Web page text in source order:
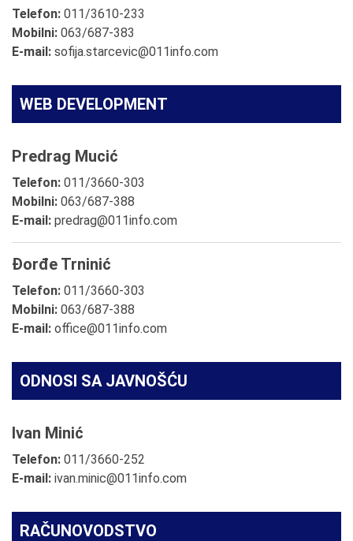
Telefon: 011/3610-233
Mobilni: 063/687-383
E-mail: sofija.starcevic@011info.com
WEB DEVELOPMENT
Predrag Mucić
Telefon: 011/3660-303
Mobilni: 063/687-388
E-mail: predrag@011info.com
Đorđe Trninić
Telefon: 011/3660-303
Mobilni: 063/687-388
E-mail: office@011info.com
ODNOSI SA JAVNOŠĆU
Ivan Minić
Telefon: 011/3660-252
E-mail: ivan.minic@011info.com
RAČUNOVODSTVO